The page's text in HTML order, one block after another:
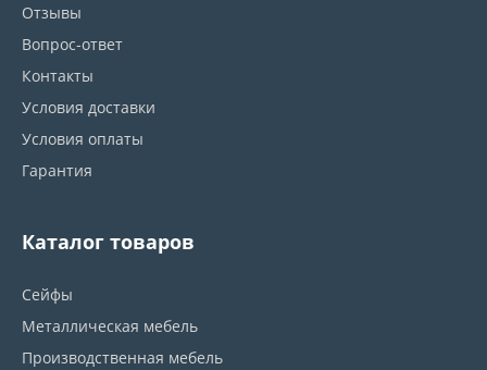
Отзывы
Вопрос-ответ
Контакты
Условия доставки
Условия оплаты
Гарантия
Каталог товаров
Сейфы
Металлическая мебель
Производственная мебель